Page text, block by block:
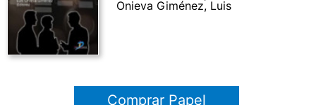
Onieva Giménez, Luis
Comprar Papel